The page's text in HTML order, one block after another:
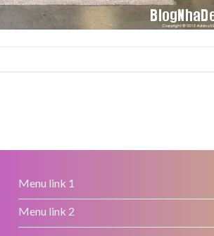
Menu link 1
Menu link 2